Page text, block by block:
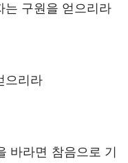
는 구원을 얻으리라
으리라
바라면 참음으로 기